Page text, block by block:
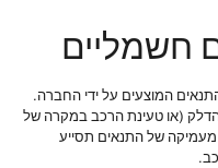
חשמליים
המוצעים על ידי החברה.
הדלק (או טעינת הרכב במקרה של
של התנאים תסייע